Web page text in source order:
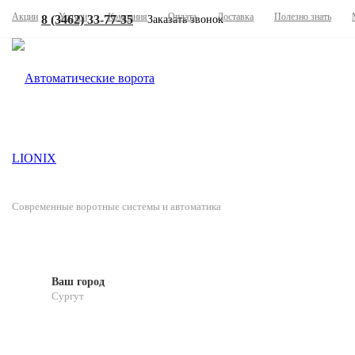
Акции Услуги Компания Оплата Доставка Полезно знать
8 (3462) 33-77-35 Заказать звонок
Современные воротные системы и автоматика
Ваш город
Сургут